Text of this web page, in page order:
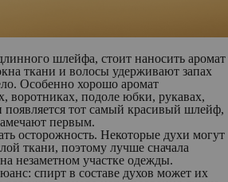
шлейфа, стоит наносить аромат
ткани и волосы удерживают запах
Особенно хорошо аромат
воротниках, подоле юбки, рукавах,
тот самый красивый шлейф,
первым.
осторожность. Некоторые духи могут
ткани, поэтому лучше сначала
незаметном участке одежды.
спирт в составе духов может их